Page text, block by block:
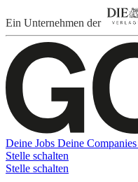
Ein Unternehmen der
Deine Jobs Deine Companies
Stelle schalten
Stelle schalten